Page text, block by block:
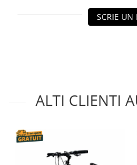
SCRIE UN
ALTI CLIENTI